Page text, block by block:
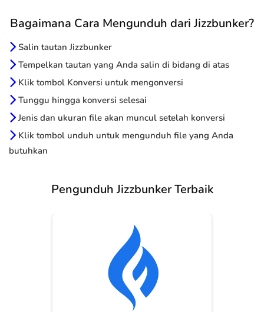
Bagaimana Cara Mengunduh dari Jizzbunker?
Salin tautan Jizzbunker
Tempelkan tautan yang Anda salin di bidang di atas
Klik tombol Konversi untuk mengonversi
Tunggu hingga konversi selesai
Jenis dan ukuran file akan muncul setelah konversi
Klik tombol unduh untuk mengunduh file yang Anda
butuhkan
Pengunduh Jizzbunker Terbaik